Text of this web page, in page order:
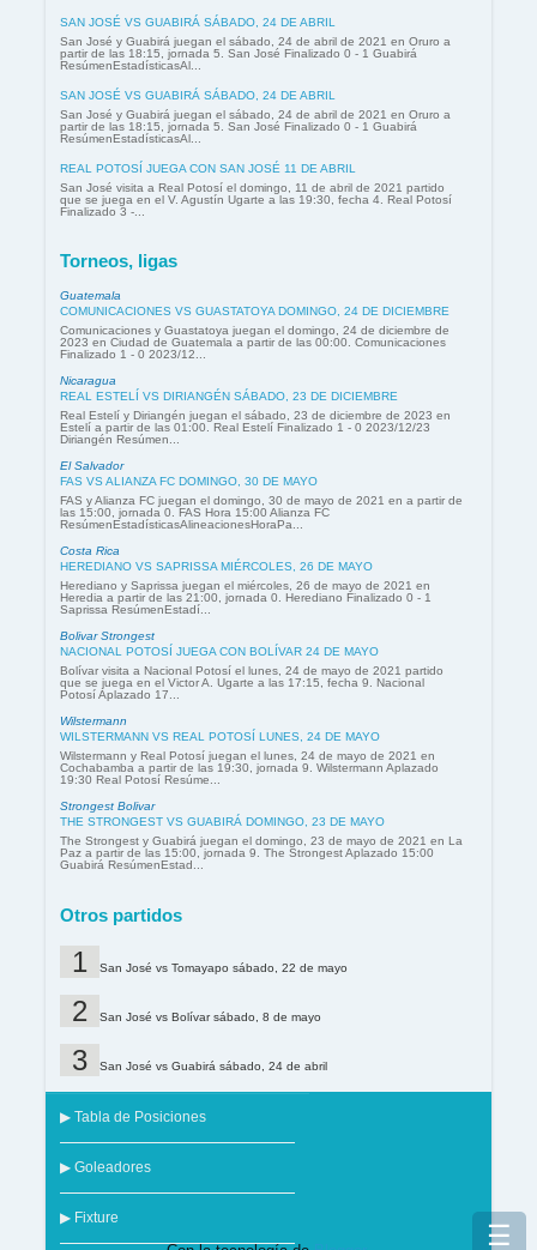
SAN JOSÉ VS GUABIRÁ SÁBADO, 24 DE ABRIL
San José y Guabirá juegan el sábado, 24 de abril de 2021 en Oruro a
partir de las 18:15, jornada 5. San José Finalizado 0 - 1 Guabirá
ResúmenEstadísticasAl...
SAN JOSÉ VS GUABIRÁ SÁBADO, 24 DE ABRIL
San José y Guabirá juegan el sábado, 24 de abril de 2021 en Oruro a
partir de las 18:15, jornada 5. San José Finalizado 0 - 1 Guabirá
ResúmenEstadísticasAl...
REAL POTOSÍ JUEGA CON SAN JOSÉ 11 DE ABRIL
San José visita a Real Potosí el domingo, 11 de abril de 2021 partido
que se juega en el V. Agustín Ugarte a las 19:30, fecha 4. Real Potosí
Finalizado 3 -...
Torneos, ligas
Guatemala
COMUNICACIONES VS GUASTATOYA DOMINGO, 24 DE DICIEMBRE
Comunicaciones y Guastatoya juegan el domingo, 24 de diciembre de
2023 en Ciudad de Guatemala a partir de las 00:00. Comunicaciones
Finalizado 1 - 0 2023/12...
Nicaragua
REAL ESTELÍ VS DIRIANGÉN SÁBADO, 23 DE DICIEMBRE
Real Estelí y Diriangén juegan el sábado, 23 de diciembre de 2023 en
Estelí a partir de las 01:00. Real Estelí Finalizado 1 - 0 2023/12/23
Diriangén Resúmen...
El Salvador
FAS VS ALIANZA FC DOMINGO, 30 DE MAYO
FAS y Alianza FC juegan el domingo, 30 de mayo de 2021 en a partir de
las 15:00, jornada 0. FAS Hora 15:00 Alianza FC
ResúmenEstadísticasAlineacionesHoraPa...
Costa Rica
HEREDIANO VS SAPRISSA MIÉRCOLES, 26 DE MAYO
Herediano y Saprissa juegan el miércoles, 26 de mayo de 2021 en
Heredia a partir de las 21:00, jornada 0. Herediano Finalizado 0 - 1
Saprissa ResúmenEstadí...
Bolivar Strongest
NACIONAL POTOSÍ JUEGA CON BOLÍVAR 24 DE MAYO
Bolívar visita a Nacional Potosí el lunes, 24 de mayo de 2021 partido
que se juega en el Victor A. Ugarte a las 17:15, fecha 9. Nacional
Potosí Aplazado 17...
Wilstermann
WILSTERMANN VS REAL POTOSÍ LUNES, 24 DE MAYO
Wilstermann y Real Potosí juegan el lunes, 24 de mayo de 2021 en
Cochabamba a partir de las 19:30, jornada 9. Wilstermann Aplazado
19:30 Real Potosí Resúme...
Strongest Bolivar
THE STRONGEST VS GUABIRÁ DOMINGO, 23 DE MAYO
The Strongest y Guabirá juegan el domingo, 23 de mayo de 2021 en La
Paz a partir de las 15:00, jornada 9. The Strongest Aplazado 15:00
Guabirá ResúmenEstad...
Otros partidos
San José vs Tomayapo sábado, 22 de mayo
San José vs Bolívar sábado, 8 de mayo
San José vs Guabirá sábado, 24 de abril
☰
▶ Tabla de Posiciones
▶ Goleadores
▶ Fixture